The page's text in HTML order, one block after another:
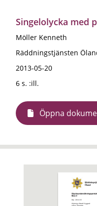
Singelolycka med
Möller Kenneth
Räddningstjänsten
2013-05-20
6 s. :ill.
Öppna